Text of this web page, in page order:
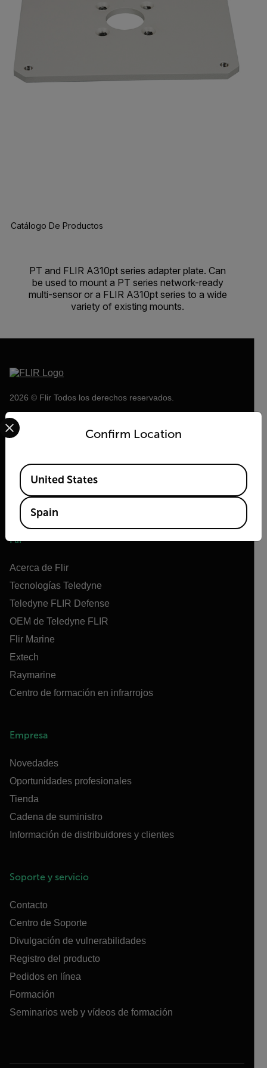
Catálogo De Productos
PT and FLIR A310pt series adapter plate. Can
be used to mount a PT series network-ready
multi-sensor or a FLIR A310pt series to a wide
variety of existing mounts.
2026 © Flir Todos los derechos reservados.
Flir
Acerca de Flir
Tecnologías Teledyne
Teledyne FLIR Defense
OEM de Teledyne FLIR
Flir Marine
Extech
Raymarine
Centro de formación en infrarrojos
Empresa
Novedades
Oportunidades profesionales
Tienda
Cadena de suministro
Información de distribuidores y clientes
Soporte y servicio
Contacto
Centro de Soporte
Divulgación de vulnerabilidades
Registro del producto
Pedidos en línea
Formación
Seminarios web y vídeos de formación
Confirm Location
Select your preferred country and language from the
Available Locations
United States
Spain